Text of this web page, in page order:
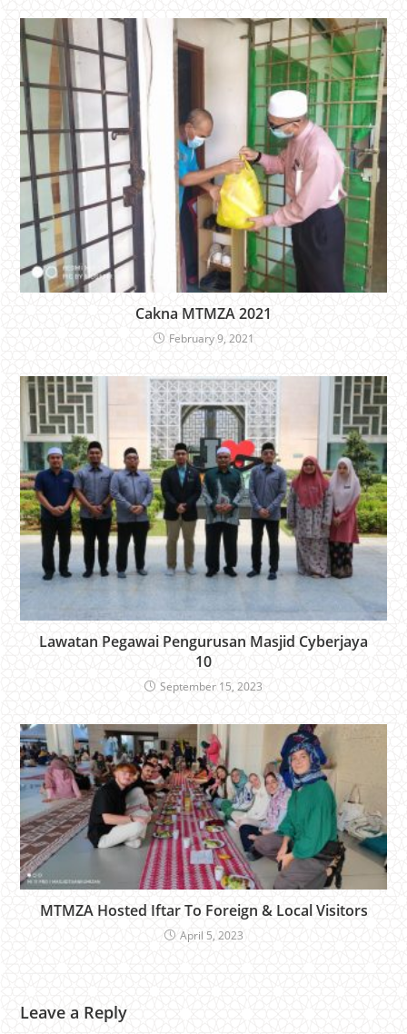
Cakna MTMZA 2021
February 9, 2021
Lawatan Pegawai Pengurusan Masjid Cyberjaya
10
September 15, 2023
MTMZA Hosted Iftar To Foreign & Local Visitors
April 5, 2023
Leave a Reply